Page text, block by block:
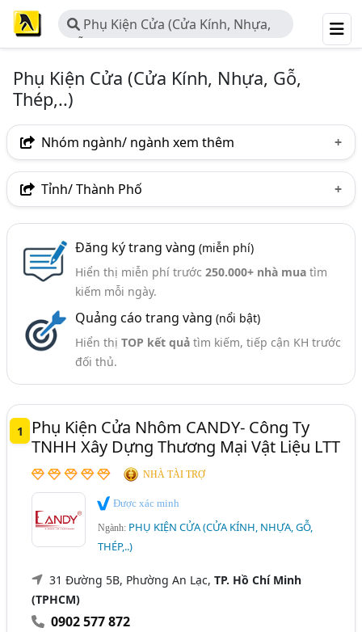
Phụ Kiện Cửa (Cửa Kính, Nhựa,
Gỗ, Thép,..)
Phụ Kiện Cửa (Cửa Kính, Nhựa, Gỗ,
Thép,..)
Nhóm ngành/ ngành xem thêm
Ngành nghề
Nhóm ngành nghề
Bản Lề (Bản Lề Inox, Bản Lề Cửa,.. Các Loại) (65)
Ngành xem thêm
Cửa - Nhà Sản Xuất Và Kinh Doanh (866)
Phụ Kiện Ngành Gỗ, Phụ Kiện Nội Thất - Sản Xuất Và
Cung Cấp (360)
Cửa, Cửa Sắt, Cửa Tự Động,.. - Dịch Vụ Sửa Chữa Và Bảo
Trì (76)
Thanh Nhựa UPVC, Thanh Nhựa Profile (28)
Tỉnh/ Thành Phố
Bình Dương
Tp. Đà Nẵng
TP. Hải Phòng
Bà Rịa-Vũng Tàu
Bình Thuận
Hưng Yên Hà Tĩnh
Nam Định
Nghệ An Phú Thọ
Phú Yên
Quảng Ninh
Thanh Hóa
TP. Cần Thơ
Vĩnh Phúc
Bình Định Gia Lai
Hà Nam
Hải Dương
Kiên Giang Kon Tum
Long An
Ninh Bình
Quảng Nam Tây Ninh
Đăng ký trang vàng (miễn phí)
Hiển thị miễn phí trước 250.000+ nhà muatìm
kiếm mỗi ngày.
Quảng cáo trang vàng (nổi bật)
Hiển thị TOP kết quảtìm kiếm, tiếp cận KH trước
đối thủ.
1
Phụ Kiện Cửa Nhôm CANDY- Công Ty
TNHH Xây Dựng Thương Mại Vật Liệu LTT
NHÀ TÀI TRỢ
Được xác minh
Ngành: PHỤ KIỆN CỬA (CỬA KÍNH, NHỰA, GỖ,
THÉP,..)
31 Đường 5B, Phường An Lạc,TP. Hồ Chí Minh
(TPHCM)
0902 577 872